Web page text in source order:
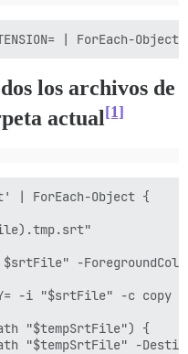
los archivos de
actual[1]
ForEach-Object {
-
-i "$srtFile" -c copy
"$tempSrtFile") {
"$tempSrtFile" -